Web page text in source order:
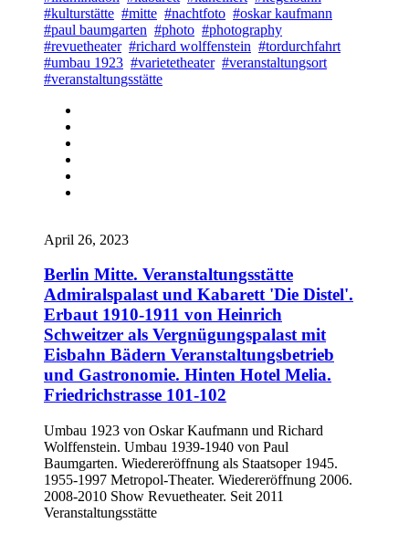
#kulturstätte #mitte #nachtfoto #oskar kaufmann
#paul baumgarten #photo #photography
#revuetheater #richard wolffenstein #tordurchfahrt
#umbau 1923 #varietetheater #veranstaltungsort
#veranstaltungsstätte
April 26, 2023
Berlin Mitte. Veranstaltungsstätte
Admiralspalast und Kabarett 'Die Distel'.
Erbaut 1910-1911 von Heinrich
Schweitzer als Vergnügungspalast mit
Eisbahn Bädern Veranstaltungsbetrieb
und Gastronomie. Hinten Hotel Melia.
Friedrichstrasse 101-102
Umbau 1923 von Oskar Kaufmann und Richard
Wolffenstein. Umbau 1939-1940 von Paul
Baumgarten. Wiedereröffnung als Staatsoper 1945.
1955-1997 Metropol-Theater. Wiedereröffnung 2006.
2008-2010 Show Revuetheater. Seit 2011
Veranstaltungsstätte